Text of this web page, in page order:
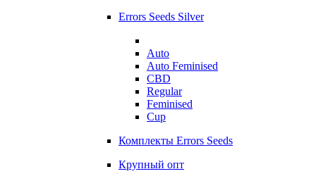
Errors Seeds Silver
Auto
Auto Feminised
CBD
Regular
Feminised
Cup
Комплекты Errors Seeds
Крупный опт